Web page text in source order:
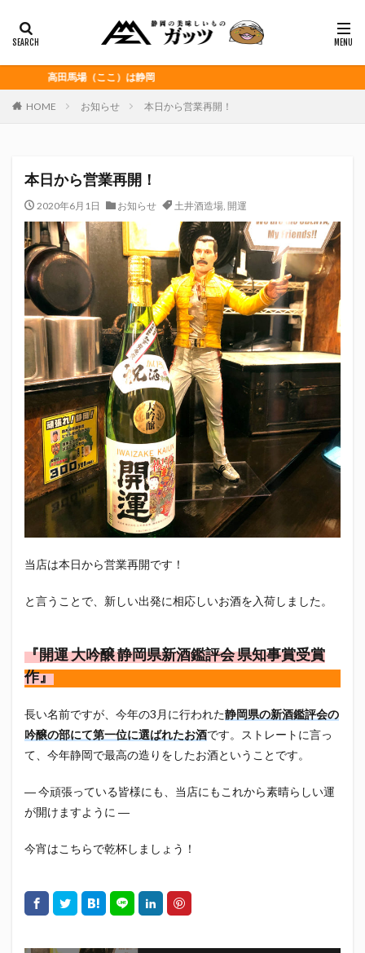
高田馬場（ここ）は静岡
HOME お知らせ 本日から営業再開！
本日から営業再開！
2020年6月1日 お知らせ 土井酒造場, 開運
当店は本日から営業再開です！
と言うことで、新しい出発に相応しいお酒を入荷しました。
『開運 大吟醸 静岡県新酒鑑評会 県知事賞受賞
作』
長い名前ですが、今年の3月に行われた静岡県の新酒鑑評会の
吟醸の部にて第一位に選ばれたお酒です。ストレートに言っ
て、今年静岡で最高の造りをしたお酒ということです。
― 今頑張っている皆様にも、当店にもこれから素晴らしい運
が開けますように ―
今宵はこちらで乾杯しましょう！
富士宮やきそば 桜えび 浜松餃子
Jリーグ
Repubrew
いわてグルージャ盛岡
うなぎパイ
おがわ
おんな泣かせ
くふうハヤテベンチャーズ静岡
こっこ
たけしの挑戦状
たけし軍団
ちびまる子
どんどん
はごろもフーズ みかん
みともさん
アスルクラロ沼津
アビスパ福岡
アマンド娘
イカゲーム
インチキおじさん
エスエスケイフーズ
エスパルス登山部
エルゴラッソ
オレンジデイズ
カップヌードル
カツオ カミュ
ガッツ星人
ガンダム
キンミヤ クリアソン新宿
ゴウ清水
サウナしきじ
サガン鳥栖
サッポロビール
サッポロ黒ラベル
サンフレッチェ広島
シーラック
ジェフユナイテッド市原・千葉
ジュビロ磐田
セレッソ大阪
ダーツ トリイソース
ドラゴン
ビックボンバーズ
ビッグボンバーズ
ベアードビール
ベルテックス静岡
ペスト
三和酒造
三和酒造場
三島カツオ
三遠ネオフェニックス
下島さん
京都サンガF.C.
伊東市
伊藤食品 伊豆急行
修善寺サイダー
初亀
初亀醸造 勉三さん
勝俣州和
吉田義元
名古屋グランパス 君盃酒造
周年祭
呼び込み君
喜久酔 土井酒造場
型抜き
埼玉西武ライオンズ
山とおでん
山下メロン園